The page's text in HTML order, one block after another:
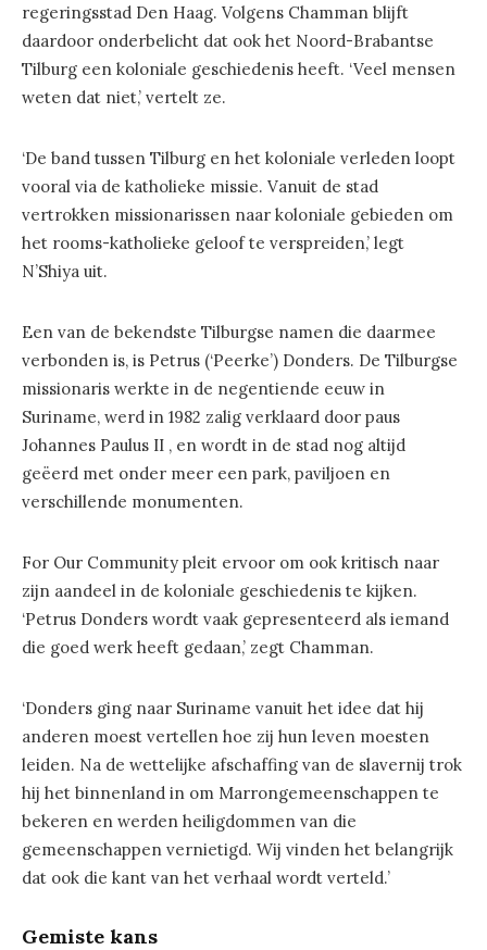
regeringsstad Den Haag. Volgens Chamman blijft
daardoor onderbelicht dat ook het Noord-Brabantse
Tilburg een koloniale geschiedenis heeft. ‘Veel mensen
weten dat niet,’ vertelt ze.
‘De band tussen Tilburg en het koloniale verleden loopt
vooral via de katholieke missie. Vanuit de stad
vertrokken missionarissen naar koloniale gebieden om
het rooms-katholieke geloof te verspreiden,’ legt
N’Shiya uit.
Een van de bekendste Tilburgse namen die daarmee
verbonden is, is Petrus (‘Peerke’) Donders. De Tilburgse
missionaris werkte in de negentiende eeuw in
Suriname, werd in 1982 zalig verklaard door paus
Johannes Paulus II , en wordt in de stad nog altijd
geëerd met onder meer een park, paviljoen en
verschillende monumenten.
For Our Community pleit ervoor om ook kritisch naar
zijn aandeel in de koloniale geschiedenis te kijken.
‘Petrus Donders wordt vaak gepresenteerd als iemand
die goed werk heeft gedaan,’ zegt Chamman.
‘Donders ging naar Suriname vanuit het idee dat hij
anderen moest vertellen hoe zij hun leven moesten
leiden. Na de wettelijke afschaffing van de slavernij trok
hij het binnenland in om Marrongemeenschappen te
bekeren en werden heiligdommen van die
gemeenschappen vernietigd. Wij vinden het belangrijk
dat ook die kant van het verhaal wordt verteld.’
Gemiste kans